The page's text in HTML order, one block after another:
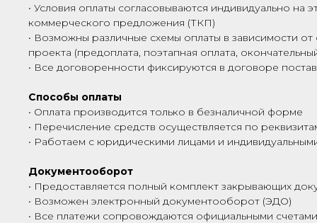
• Условия оплаты согласовываются индивидуально на
коммерческого предложения (ТКП)
• Возможны различные схемы оплаты в зависимости от
проекта (предоплата, поэтапная оплата,
• Все договоренности фиксируются в договоре
Способы оплаты
• Оплата производится только в безналичной форме
• Перечисление средств осуществляется по
• Работаем с юридическими лицами и
Документооборот
• Предоставляется полный комплект закрывающих
• Возможен электронный документооборот (ЭДО)
• Все платежи сопровождаются официальными